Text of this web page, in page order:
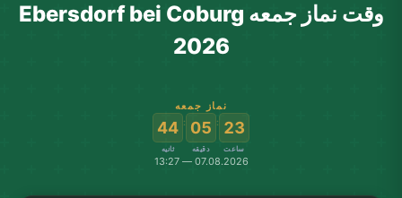
وقت نماز جمعه Ebersdorf bei Coburg
2026
نماز جمعه
23
ساعت
:
05
دقیقه
:
44
ثانیه
07.08.2026 — 13:27